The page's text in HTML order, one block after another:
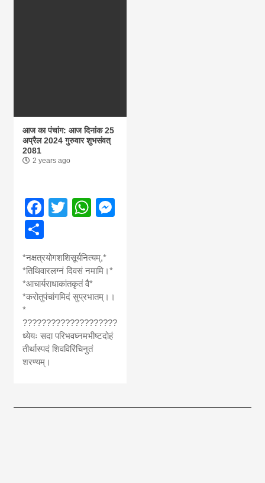
आज का पंचांग: आज दिनांक 25
अप्रैल 2024 गुरुवार शुभसंवत्
2081
2 years ago
Facebook
TwitterWhatsApp
*नक्षत्रयोगशशिसूर्यनित्यम्,*
*तिथिवारलग्नं दिवसं नमामि।*
*आचार्यराधाकांतकृतं वै*
*करोतुपंचांगमिदं सुप्रभातम्।।
*
????????????????????
ध्येयः सदा परिभवघ्नमभीष्टदोहं
तीर्थास्पदं शिवविरिंचिनुतं
शरण्यम्।